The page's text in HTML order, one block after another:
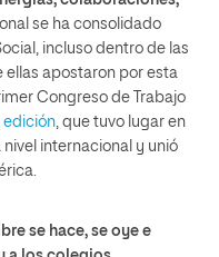
se ha consolidado
incluso dentro de las
ellas apostaron por esta
Congreso de Trabajo
edición , que tuvo lugar en
internacional y unió
se hace, se oye e